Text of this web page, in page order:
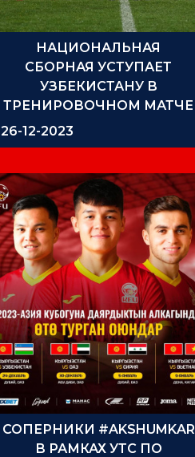
НАЦИОНАЛЬНАЯ
СБОРНАЯ УСТУПАЕТ
УЗБЕКИСТАНУ В
ТРЕНИРОВОЧНОМ МАТЧЕ
26-12-2023
СОПЕРНИКИ #AKSHUMKAR
В РАМКАХ УТС ПО